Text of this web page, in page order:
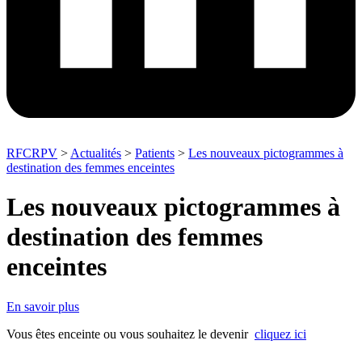
RFCRPV > Actualités > Patients > Les nouveaux pictogrammes à
destination des femmes enceintes
Les nouveaux pictogrammes à
destination des femmes
enceintes
En savoir plus
Vous êtes enceinte ou vous souhaitez le devenir cliquez ici